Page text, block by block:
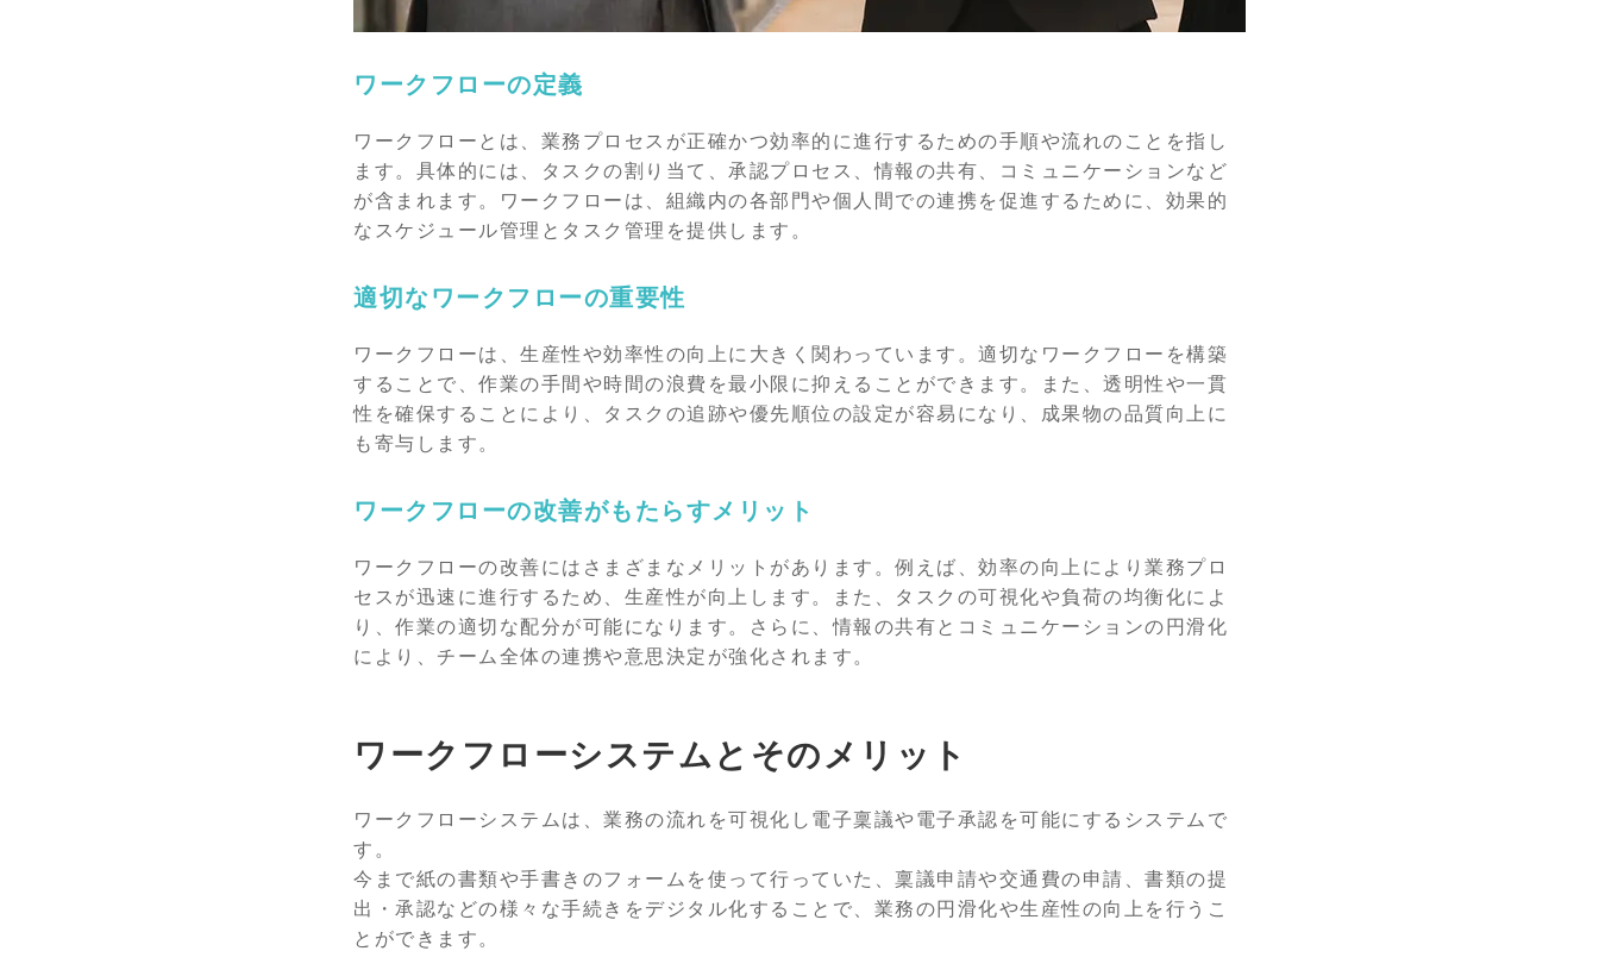
ワークフローの定義
ワークフローとは、業務プロセスが正確かつ効率的に進行するための手順や流れのことを指し
ます。具体的には、タスクの割り当て、承認プロセス、情報の共有、コミュニケーションなど
が含まれます。ワークフローは、組織内の各部門や個人間での連携を促進するために、効果的
なスケジュール管理とタスク管理を提供します。
適切なワークフローの重要性
ワークフローは、生産性や効率性の向上に大きく関わっています。適切なワークフローを構築
することで、作業の手間や時間の浪費を最小限に抑えることができます。また、透明性や一貫
性を確保することにより、タスクの追跡や優先順位の設定が容易になり、成果物の品質向上に
も寄与します。
ワークフローの改善がもたらすメリット
ワークフローの改善にはさまざまなメリットがあります。例えば、効率の向上により業務プロ
セスが迅速に進行するため、生産性が向上します。また、タスクの可視化や負荷の均衡化によ
り、作業の適切な配分が可能になります。さらに、情報の共有とコミュニケーションの円滑化
により、チーム全体の連携や意思決定が強化されます。
ワークフローシステムとそのメリット
ワークフローシステムは、業務の流れを可視化し電子稟議や電子承認を可能にするシステムで
す。
今まで紙の書類や手書きのフォームを使って行っていた、稟議申請や交通費の申請、書類の提
出・承認などの様々な手続きをデジタル化することで、業務の円滑化や生産性の向上を行うこ
とができます。